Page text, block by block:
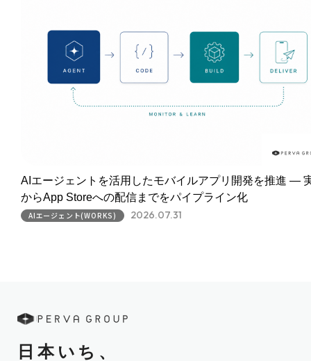
AIエージェントを活用したモバイルアプリ開発を推進 ―
からApp Storeへの配信までをパイプライン化
AIエージェント(WORKS) 2026.07.31
日本いち、